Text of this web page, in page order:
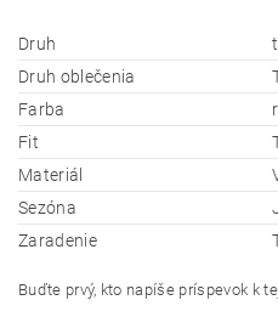
Druh
Druh oblečenia
Farba
Fit
Materiál
Sezóna
Zaradenie
Buďte prvý, kto napíše príspevok k